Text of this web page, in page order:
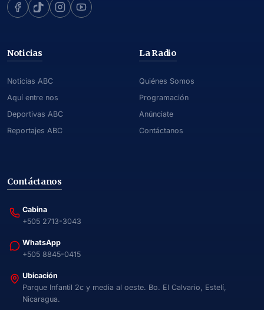
Noticias
Noticias ABC
Aquí entre nos
Deportivas ABC
Reportajes ABC
La Radio
Quiénes Somos
Programación
Anúnciate
Contáctanos
Contáctanos
Cabina
+505 2713-3043
WhatsApp
+505 8845-0415
Ubicación
Parque Infantil 2c y media al oeste. Bo. El Calvario, Estelí,
Nicaragua.